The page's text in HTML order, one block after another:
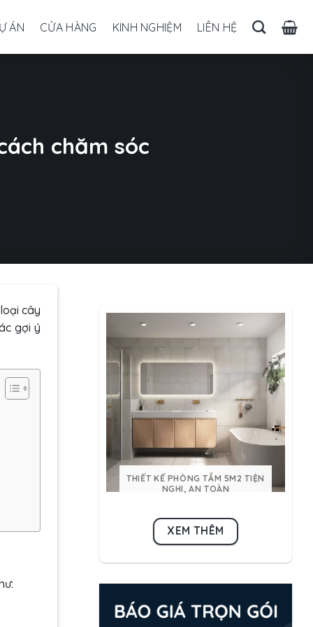
ÁN CỬA HÀNG KINH NGHIỆM LIÊN HỆ
chăm sóc
cây
gợi ý
THIẾT KẾ PHÒNG TẮM 5M2 TIỆN
NGHI, AN TOÀN
XEM THÊM